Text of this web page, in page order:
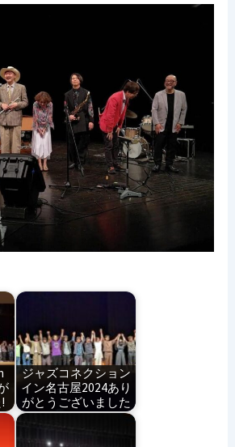
ジャズコネクション
イン名古屋2024あり
がとうございました